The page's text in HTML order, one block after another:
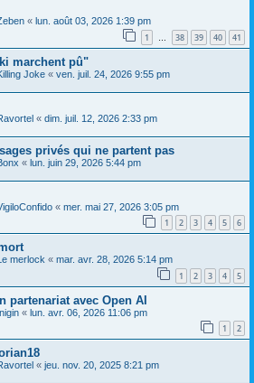
« lun. août 03, 2026 1:39 pm
1 … 38 39 40 41
marchent pû"
Joke « ven. juil. 24, 2026 9:55 pm
« dim. juil. 12, 2026 2:33 pm
privés qui ne partent pas
« lun. juin 29, 2026 5:44 pm
« mer. mai 27, 2026 3:05 pm
1 2 3 4 5 6
Le merlock « mar. avr. 28, 2026 5:14 pm
1 2 3 4 5
partenariat avec Open AI
« lun. avr. 06, 2026 11:06 pm
1 2
« jeu. nov. 20, 2025 8:21 pm